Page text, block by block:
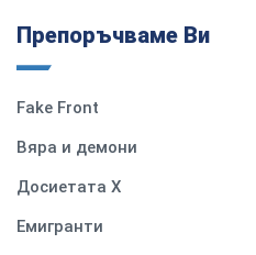
Препоръчваме Ви
Fake Front
Вяра и демони
Досиетата Х
Емигранти